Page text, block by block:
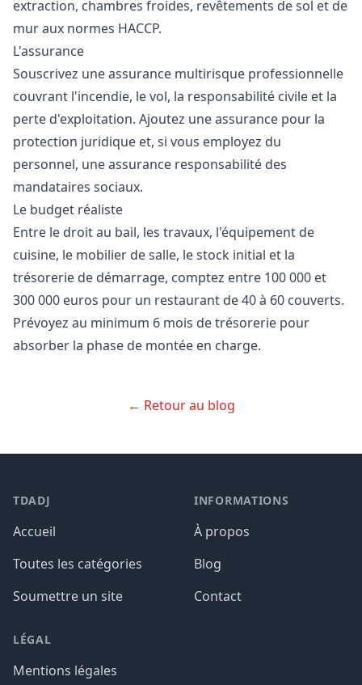
extraction, chambres froides, revêtements de sol et de
mur aux normes HACCP.
L'assurance
Souscrivez une assurance multirisque professionnelle
couvrant l'incendie, le vol, la responsabilité civile et la
perte d'exploitation. Ajoutez une assurance pour la
protection juridique et, si vous employez du
personnel, une assurance responsabilité des
mandataires sociaux.
Le budget réaliste
Entre le droit au bail, les travaux, l'équipement de
cuisine, le mobilier de salle, le stock initial et la
trésorerie de démarrage, comptez entre 100 000 et
300 000 euros pour un restaurant de 40 à 60 couverts.
Prévoyez au minimum 6 mois de trésorerie pour
absorber la phase de montée en charge.
← Retour au blog
TDADJ
Accueil
Toutes les catégories
Soumettre un site
INFORMATIONS
À propos
Blog
Contact
LÉGAL
Mentions légales